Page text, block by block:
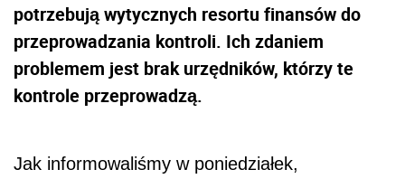
potrzebują wytycznych resortu finansów do
przeprowadzania kontroli. Ich zdaniem
problemem jest brak urzędników, którzy te
kontrole przeprowadzą.
Jak informowaliśmy w poniedziałek,